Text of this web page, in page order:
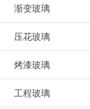
渐变玻璃
压花玻璃
烤漆玻璃
工程玻璃